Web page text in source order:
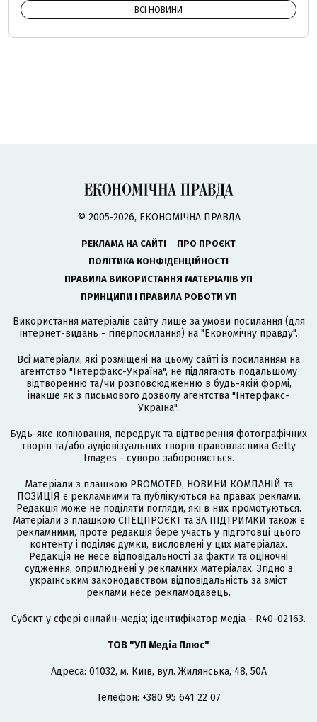
ВСІ НОВИНИ
© 2005-2026, ЕКОНОМІЧНА ПРАВДА
РЕКЛАМА НА САЙТІ
ПРО ПРОЄКТ
ПОЛІТИКА КОНФІДЕНЦІЙНОСТІ
ПРАВИЛА ВИКОРИСТАННЯ МАТЕРІАЛІВ УП
ПРИНЦИПИ І ПРАВИЛА РОБОТИ УП
Використання матеріалів сайту лише за умови посилання (для
інтернет-видань - гіперпосилання) на "Економічну правду".
Всі матеріали, які розміщені на цьому сайті із посиланням на
агентство "Інтерфакс-Україна", не підлягають подальшому
відтворенню та/чи розповсюдженню в будь-якій формі,
інакше як з письмового дозволу агентства "Інтерфакс-
Україна".
Будь-яке копіювання, передрук та відтворення фотографічних
творів та/або аудіовізуальних творів правовласника Getty
Images - суворо забороняється.
Матеріали з плашкою PROMOTED, НОВИНИ КОМПАНІЙ та
ПОЗИЦІЯ є рекламними та публікуються на правах реклами.
Редакція може не поділяти погляди, які в них промотуються.
Матеріали з плашкою СПЕЦПРОЄКТ та ЗА ПІДТРИМКИ також є
рекламними, проте редакція бере участь у підготовці цього
контенту і поділяє думки, висловлені у цих матеріалах.
Редакція не несе відповідальності за факти та оціночні
судження, оприлюднені у рекламних матеріалах. Згідно з
українським законодавством відповідальність за зміст
реклами несе рекламодавець.
Cубєкт у сфері онлайн-медіа; ідентифікатор медіа - R40-02163.
ТОВ "УП Медіа Плюс"
Адреса: 01032, м. Київ, вул. Жилянська, 48, 50А
Телефон: +380 95 641 22 07